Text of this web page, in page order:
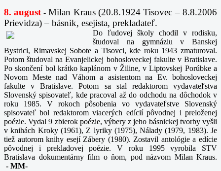
8. august -Milan Kraus (20.8.1924 Tisovec – 8.8.2006
Prievidza) – básnik, esejista, prekladateľ.
Do ľudovej školy chodil v rodisku,
študoval na gymnáziu v Banskej
Bystrici, Rimavskej Sobote a Tisovci, kde roku 1943 zmaturoval.
Potom študoval na Evanjelickej bohosloveckej fakulte v Bratislave.
Po skončení bol krátko kaplánom v Žiline, v Liptovskej Porúbke a
Novom Meste nad Váhom a asistentom na Ev. bohosloveckej
fakulte v Bratislave. Potom sa stal redaktorom vydavateľstva
Slovenský spisovateľ, kde pracoval až do odchodu na dôchodok v
roku 1985. V rokoch pôsobenia vo vydavateľstve Slovenský
spisovateľ bol redaktorom viacerých edícií pôvodnej i preloženej
poézie. Vydal 9 zbierok poézie, výbery z jeho básnickej tvorby vyšli
v knihách Kroky (1961), Z lyriky (1975), Nálady (1979, 1983). Je
tiež autorom knihy esejí Zábery (1980). Zostavil antológie a edície
pôvodnej i prekladovej poézie. V roku 1995 vyrobila STV
Bratislava dokumentárny film o ňom, pod názvom Milan Kraus.
- MM-